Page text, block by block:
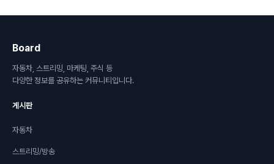
Board
자동차, 스트리밍, 마케팅, 주식 등
다양한 정보를 공유하는 커뮤니티입니다.
게시판
자동차
스트리밍/방송